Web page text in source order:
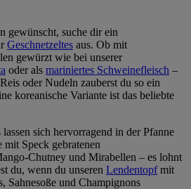
gewünscht, suche dir ein
Geschnetzeltes aus. Ob mit
gewürzt wie bei unserer
oder als mariniertes Schweinefleisch –
oder Nudeln zauberst du so ein
koreanische Variante ist das beliebte
sich hervorragend in der Pfanne
mit Speck gebratenen
Chutney und Mirabellen – es lohnt
du, wenn du unseren Lendentopfmit
Sahnesoße und Champignons